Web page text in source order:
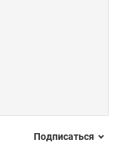
Подписаться